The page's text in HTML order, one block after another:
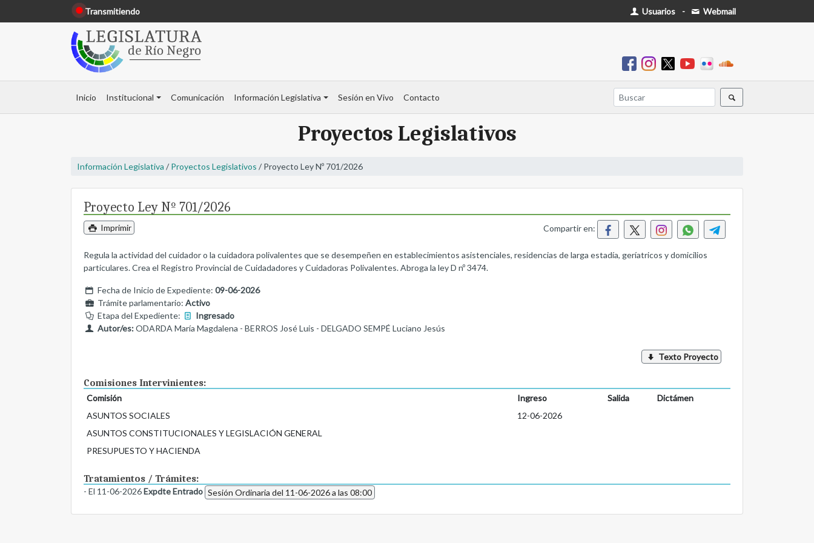
Transmitiendo Usuarios - Webmail
Inicio Institucional Comunicación Información Legislativa Sesión en Vivo Contacto
Proyectos Legislativos
Información Legislativa / Proyectos Legislativos / Proyecto Ley Nº 701/2026
Proyecto Ley Nº 701/2026
Imprimir Compartir en:
Regula la actividad del cuidador o la cuidadora polivalentes que se desempeñen en establecimientos asistenciales, residencias de larga estadía, geríatricos y domicilios
particulares. Crea el Registro Provincial de Cuidadadores y Cuidadoras Polivalentes. Abroga la ley D nº 3474.
Fecha de Inicio de Expediente: 09-06-2026
Trámite parlamentario: Activo
Etapa del Expediente:
Ingresado
Autor/es:ODARDA María Magdalena - BERROS José Luis - DELGADO SEMPÉ Luciano Jesús
Texto Proyecto
Comisiones Intervinientes:
Comisión Ingreso Salida
Dictámen
ASUNTOS SOCIALES
12-06-2026
ASUNTOS CONSTITUCIONALES Y LEGISLACIÓN GENERAL
PRESUPUESTO Y HACIENDA
Tratamientos / Trámites:
- El 11-06-2026Expdte Entrado Sesión Ordinaria del 11-06-2026 a las 08:00